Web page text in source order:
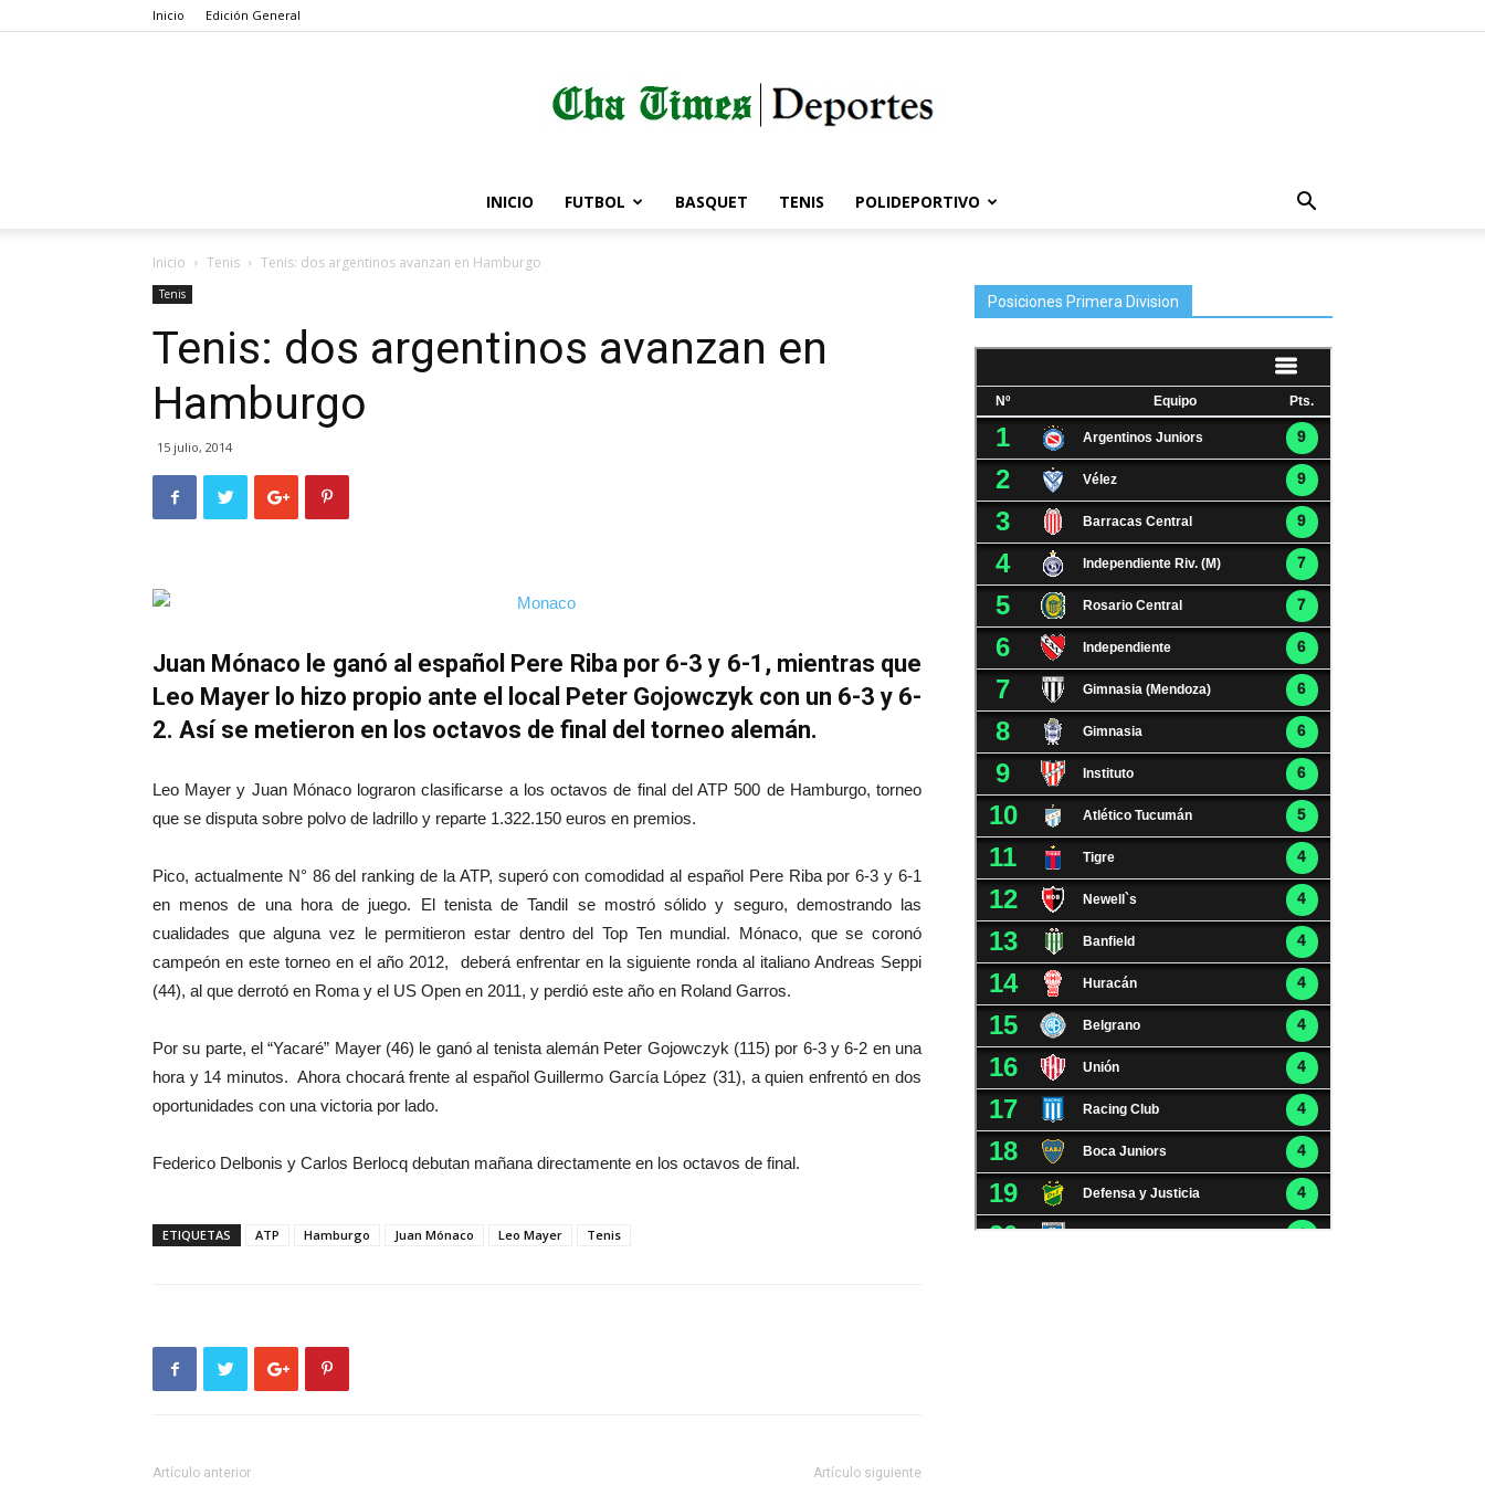
Inicio Edición General
Córdoba
Times
INICIO FUTBOL BASQUET TENIS POLIDEPORTIVO
Inicio Tenis Tenis: dos argentinos avanzan en Hamburgo
Tenis
Tenis: dos argentinos avanzan en
Hamburgo
15 julio, 2014
Juan Mónaco le ganó al español Pere Riba por 6-3 y 6-1, mientras que
Leo Mayer lo hizo propio ante el local Peter Gojowczyk con un 6-3 y 6-
2. Así se metieron en los octavos de final del torneo alemán.
Leo Mayer y Juan Mónaco lograron clasificarse a los octavos de final del ATP 500 de Hamburgo, torneo
que se disputa sobre polvo de ladrillo y reparte 1.322.150 euros en premios.
Pico, actualmente N° 86 del ranking de la ATP, superó con comodidad al español Pere Riba por 6-3 y 6-1
en menos de una hora de juego. El tenista de Tandil se mostró sólido y seguro, demostrando las
cualidades que alguna vez le permitieron estar dentro del Top Ten mundial. Mónaco, que se coronó
campeón en este torneo en el año 2012, deberá enfrentar en la siguiente ronda al italiano Andreas Seppi
(44), al que derrotó en Roma y el US Open en 2011, y perdió este año en Roland Garros.
Por su parte, el “Yacaré” Mayer (46) le ganó al tenista alemán Peter Gojowczyk (115) por 6-3 y 6-2 en una
hora y 14 minutos. Ahora chocará frente al español Guillermo García López (31), a quien enfrentó en dos
oportunidades con una victoria por lado.
Federico Delbonis y Carlos Berlocq debutan mañana directamente en los octavos de final.
ETIQUETAS ATP Hamburgo Juan Mónaco Leo Mayer Tenis
Artículo anterior Artículo siguiente
Posiciones Primera Division